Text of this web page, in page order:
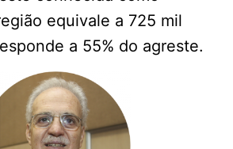
equivale a 725 mil
a 55% do agreste.